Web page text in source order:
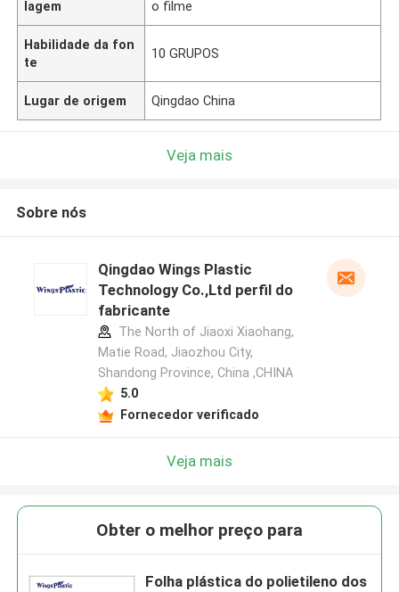
lagem
o filme
Habilidade da fon
te
10 GRUPOS
Lugar de origem Qingdao China
Veja mais
Sobre nós
Qingdao Wings Plastic
Technology Co.,Ltd perfil do
fabricante
The North of Jiaoxi Xiaohang,
Matie Road, Jiaozhou City,
Shandong Province, China ,CHINA
5.0
Fornecedor verificado
Veja mais
Obter o melhor preço para
Folha plástica do polietileno dos